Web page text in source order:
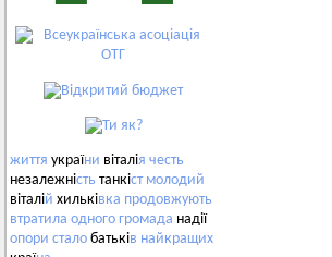
життя україни віталія честь
незалежність танкіст молодий
віталій хильківка продовжують
втратила одного громада надії
опори стало батьків найкращих